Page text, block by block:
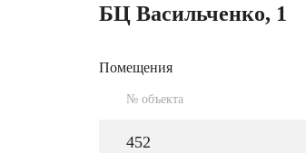
БЦ Васильченко, 1
Помещения
№ объекта
452